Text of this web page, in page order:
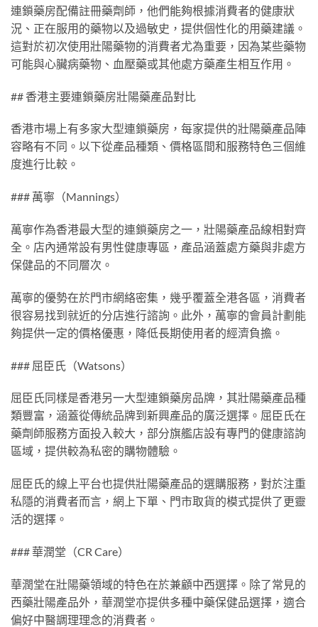
連鎖藥房配備註冊藥劑師，他們能夠根據消費者的健康狀
況、正在服用的藥物以及過敏史，提供個性化的用藥建議。
這對於初次使用壯陽藥物的消費者尤為重要，因為某些藥物
可能與心臟病藥物、血壓藥或其他處方藥產生相互作用。
## 香港主要連鎖藥房壯陽藥產品對比
香港市場上有多家大型連鎖藥房，每家提供的壯陽藥產品陣
容略有不同。以下從產品種類、價格區間和服務特色三個維
度進行比較。
### 萬寧（Mannings）
萬寧作為香港最大型的連鎖藥房之一，壯陽藥產品線相對齊
全。店內通常設有男性健康專區，產品涵蓋處方藥與非處方
保健品的不同層次。
萬寧的優勢在於門市網絡密集，幾乎覆蓋全港各區，消費者
很容易找到就近的分店進行諮詢。此外，萬寧的會員計劃能
夠提供一定的價格優惠，降低長期使用者的經濟負擔。
### 屈臣氏（Watsons）
屈臣氏同樣是香港另一大型連鎖藥房品牌，其壯陽藥產品種
類豐富，涵蓋從傳統品牌到新興產品的廣泛選擇。屈臣氏在
藥劑師服務方面投入較大，部分旗艦店設有專門的健康諮詢
區域，提供較為私密的購物體驗。
屈臣氏的線上平台也提供壯陽藥產品的選購服務，對於注重
私隱的消費者而言，網上下單、門市取貨的模式提供了更靈
活的選擇。
### 華潤堂（CR Care）
華潤堂在壯陽藥領域的特色在於兼顧中西選擇。除了常見的
西藥壯陽產品外，華潤堂亦提供多種中藥保健品選擇，適合
偏好中醫調理理念的消費者。